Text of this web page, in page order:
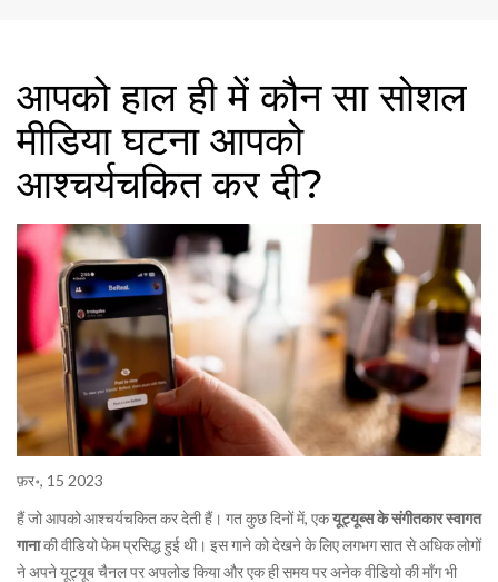
आपको हाल ही में कौन सा सोशल
मीडिया घटना आपको
आश्चर्यचकित कर दी?
फ़र॰, 15 2023
हैं जो आपको आश्चर्यचकित कर देती हैं। गत कुछ दिनों में, एकयूट्यूब्स के संगीतकार स्वागत
गानाकी वीडियो फेम प्रसिद्ध हुई थी। इस गाने को देखने के लिए लगभग सात से अधिक लोगों
ने अपने यूट्यूब चैनल पर अपलोड किया और एक ही समय पर अनेक वीडियो की माँग भी